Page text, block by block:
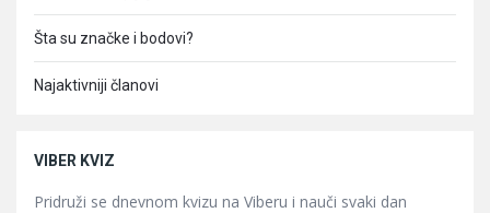
Šta su značke i bodovi?
Najaktivniji članovi
VIBER KVIZ
Pridruži se dnevnom kvizu na Viberu i nauči svaki dan